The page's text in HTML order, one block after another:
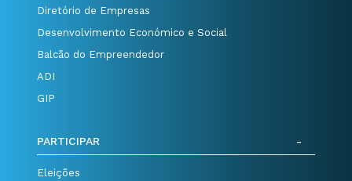
Diretório de Empresas
Desenvolvimento Económico e Social
Balcão do Empreendedor
ADI
GIP
PARTICIPAR
Eleições